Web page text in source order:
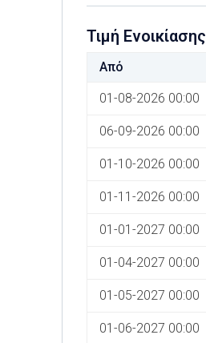
Τιμή Ενοικίασης
Από
01-08-2026 00:00
06-09-2026 00:00
01-10-2026 00:00
01-11-2026 00:00
01-01-2027 00:00
01-04-2027 00:00
01-05-2027 00:00
01-06-2027 00:00